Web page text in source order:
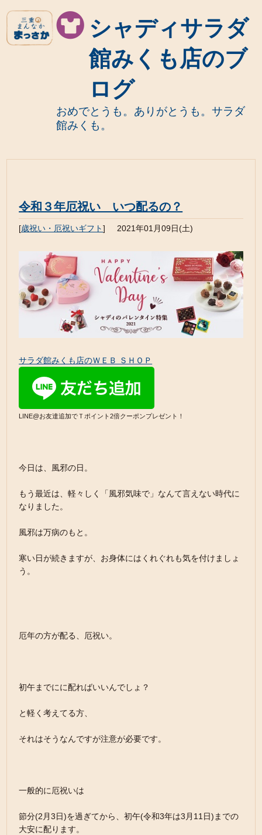
シャディサラダ
館みくも店のブ
ログ
おめでとうも。ありがとうも。サラダ
館みくも。
令和３年厄祝い いつ配るの？
[歳祝い・厄祝いギフト] 2021年01月09日(土)
サラダ館みくも店のＷＥＢ ＳＨＯＰ
LINE@お友達追加でＴポイント2倍クーポンプレゼント！
今日は、風邪の日。
もう最近は、軽々しく「風邪気味で」なんて言えない時代に
なりました。
風邪は万病のもと。
寒い日が続きますが、お身体にはくれぐれも気を付けましょ
う。
厄年の方が配る、厄祝い。
初午までにに配ればいいんでしょ？
と軽く考えてる方、
それはそうなんですが注意が必要です。
一般的に厄祝いは
節分(2月3日)を過ぎてから、初午(令和3年は3月11日)までの
大安に配ります。